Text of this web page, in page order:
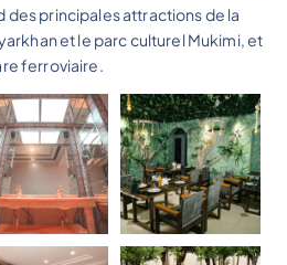
des principales attractions de la
et le parc culturel Mukimi, et
ferroviaire.